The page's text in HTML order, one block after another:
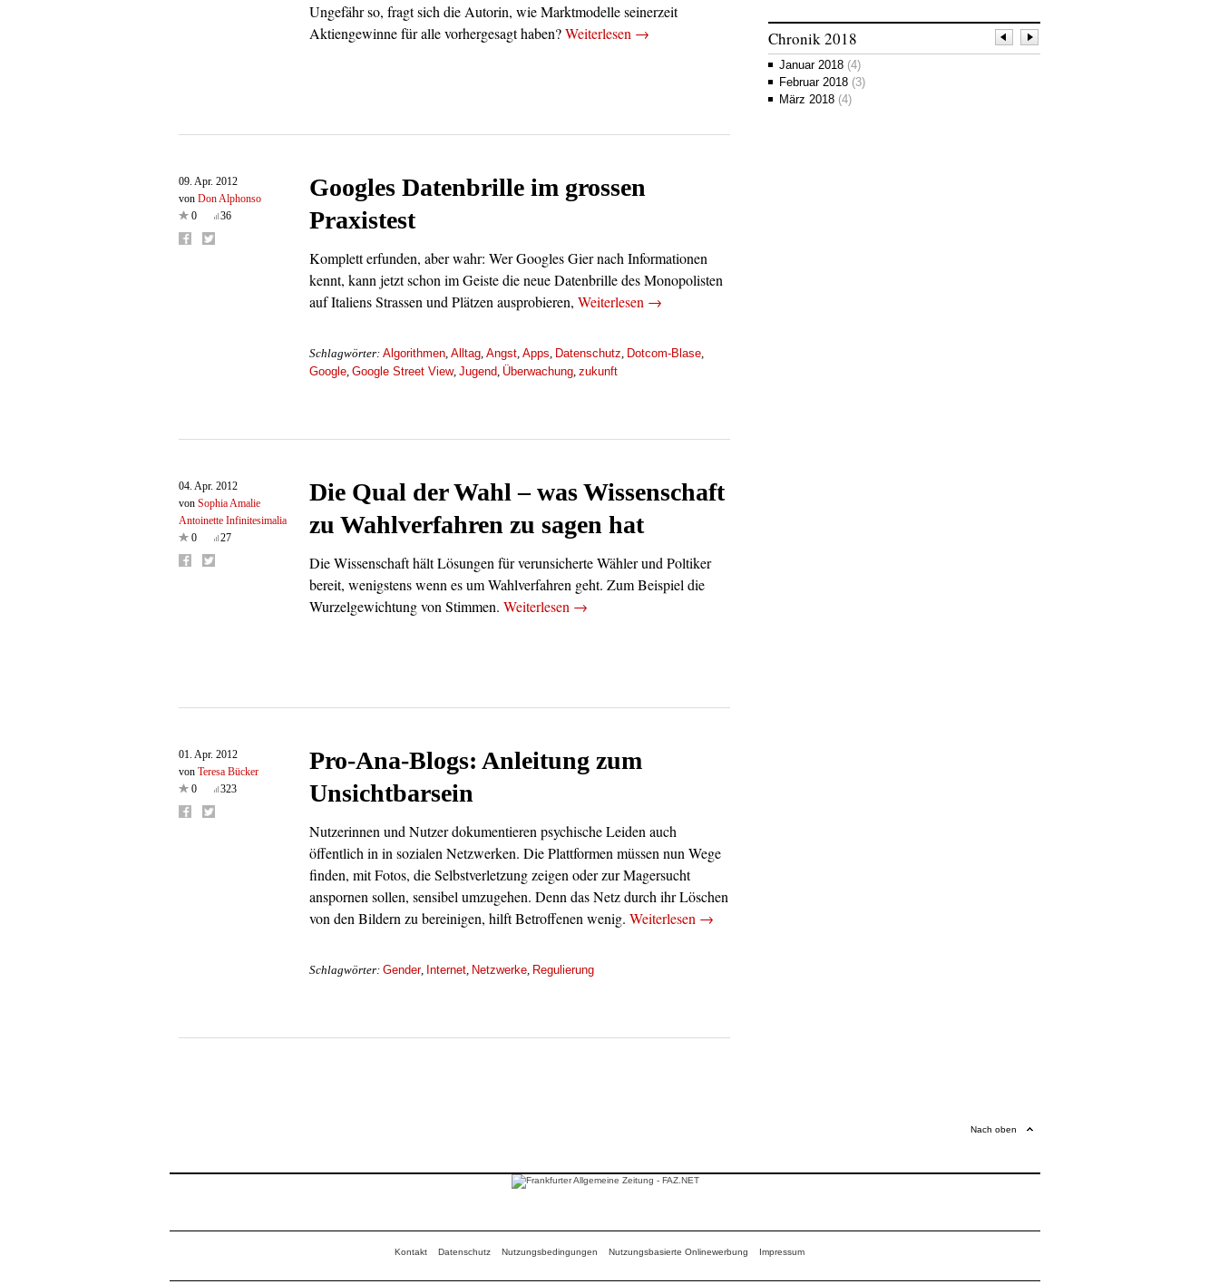
Ungefähr so, fragt sich die Autorin, wie Marktmodelle seinerzeit
Aktiengewinne für alle vorhergesagt haben?Weiterlesen →
09. Apr. 2012
von Don Alphonso
0
36
Googles Datenbrille im grossen
Praxistest
Komplett erfunden, aber wahr: Wer Googles Gier nach Informationen
kennt, kann jetzt schon im Geiste die neue Datenbrille des Monopolisten
auf Italiens Strassen und Plätzen ausprobieren, Weiterlesen →
Schlagwörter: Algorithmen, Alltag, Angst, Apps, Datenschutz, Dotcom-Blase,
Google, Google Street View, Jugend, Überwachung, zukunft
04. Apr. 2012
von Sophia Amalie
Antoinette Infinitesimalia
0
27
Die Qual der Wahl – was Wissenschaft
zu Wahlverfahren zu sagen hat
Die Wissenschaft hält Lösungen für verunsicherte Wähler und Poltiker
bereit, wenigstens wenn es um Wahlverfahren geht. Zum Beispiel die
Wurzelgewichtung von Stimmen. Weiterlesen →
01. Apr. 2012
von Teresa Bücker
0
323
Pro-Ana-Blogs: Anleitung zum
Unsichtbarsein
Nutzerinnen und Nutzer dokumentieren psychische Leiden auch
öffentlich in in sozialen Netzwerken. Die Plattformen müssen nun Wege
finden, mit Fotos, die Selbstverletzung zeigen oder zur Magersucht
anspornen sollen, sensibel umzugehen. Denn das Netz durch ihr Löschen
von den Bildern zu bereinigen, hilft Betroffenen wenig. Weiterlesen →
Schlagwörter: Gender, Internet, Netzwerke, Regulierung
Chronik2018
Januar 2018 (4)
Februar 2018 (3)
März 2018 (4)
Nach oben
Kontakt Datenschutz Nutzungsbedingungen Nutzungsbasierte Onlinewerbung Impressum